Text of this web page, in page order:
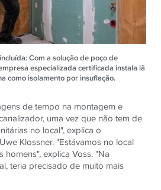
Com a solução de poço de
especializada certificada instala lã
como isolamento por insuflação.
de tempo na montagem e
uma vez que não tem de
no local", explica o
Klossner. "Estávamos no local
homens", explica Voss. "Na
teria precisado de muito mais